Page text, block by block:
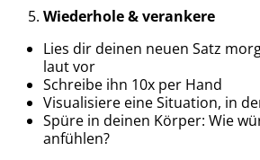
Wiederhole & verankere
Lies dir deinen neuen Satz
laut vor
Schreibe ihn 10x per Hand
Visualisiere eine Situation, in
Spüre in deinen Körper: Wie
anfühlen?